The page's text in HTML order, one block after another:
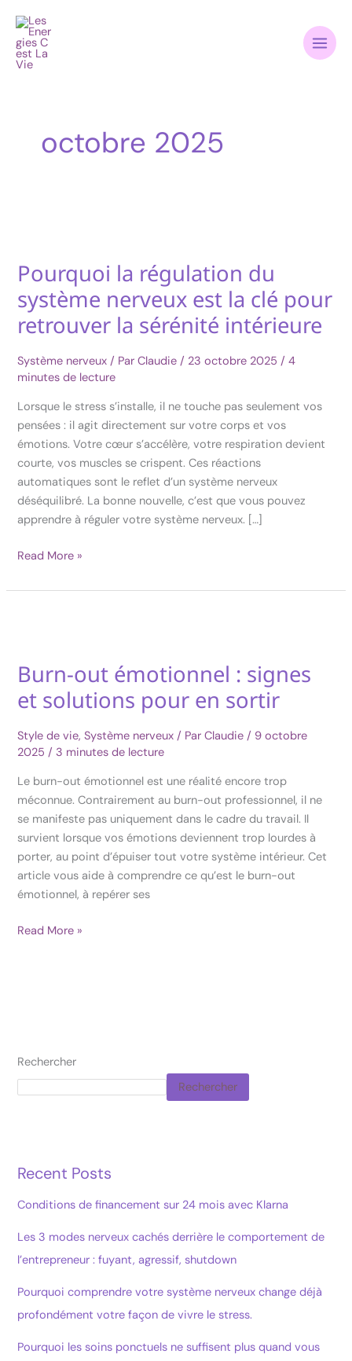
contenu
Rechercher
Rechercher
Recent Posts
Conditions de financement sur 24 mois avec Klarna
Les 3 modes nerveux cachés derrière le comportement de
l’entrepreneur : fuyant, agressif, shutdown
Pourquoi comprendre votre système nerveux change déjà
profondément votre façon de vivre le stress.
Pourquoi les soins ponctuels ne suffisent plus quand vous
octobre 2025
Pourquoi la régulation du
système nerveux est la clé pour
retrouver la sérénité intérieure
Système nerveux / ParClaudie/ 23 octobre 2025/4
minutes de lecture
Lorsque le stress s’installe, il ne touche pas seulement vos
pensées : il agit directement sur votre corps et vos
émotions. Votre cœur s’accélère, votre respiration devient
courte, vos muscles se crispent. Ces réactions
automatiques sont le reflet d’un système nerveux
déséquilibré. La bonne nouvelle, c’est que vous pouvez
apprendre à réguler votre système nerveux. […]
Pourquoi
régulation
du
nerveux
est
la
clé
pour
retrouver
la
sérénité
intérieure
Read More »
Burn-out émotionnel : signes
et solutions pour en sortir
Style de vie,Système nerveux / ParClaudie/ 9 octobre
2025/3 minutes de lecture
Le burn-out émotionnel est une réalité encore trop
méconnue. Contrairement au burn-out professionnel, il ne
se manifeste pas uniquement dans le cadre du travail. Il
survient lorsque vos émotions deviennent trop lourdes à
porter, au point d’épuiser tout votre système intérieur. Cet
article vous aide à comprendre ce qu’est le burn-out
émotionnel, à repérer ses
Burn-
émotionnel
signes
solutions
pour
en
sortir
Read More »